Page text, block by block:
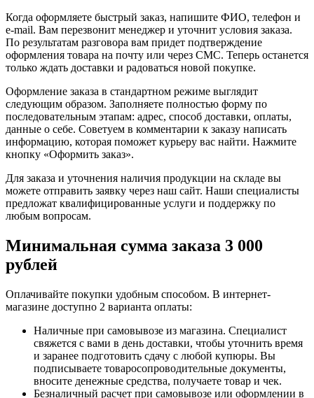
Когда оформляете быстрый заказ, напишите ФИО, телефон и
e-mail. Вам перезвонит менеджер и уточнит условия заказа.
По результатам разговора вам придет подтверждение
оформления товара на почту или через СМС. Теперь останется
только ждать доставки и радоваться новой покупке.
Оформление заказа в стандартном режиме выглядит
следующим образом. Заполняете полностью форму по
последовательным этапам: адрес, способ доставки, оплаты,
данные о себе. Советуем в комментарии к заказу написать
информацию, которая поможет курьеру вас найти. Нажмите
кнопку «Оформить заказ».
Для заказа и уточнения наличия продукции на складе вы
можете отправить заявку через наш сайт. Наши специалисты
предложат квалифицированные услуги и поддержку по
любым вопросам.
Минимальная сумма заказа 3 000
рублей
Оплачивайте покупки удобным способом. В интернет-
магазине доступно 2 варианта оплаты:
Наличные при самовывозе из магазина. Специалист
свяжется с вами в день доставки, чтобы уточнить время
и заранее подготовить сдачу с любой купюры. Вы
подписываете товаросопроводительные документы,
вносите денежные средства, получаете товар и чек.
Безналичный расчет при самовывозе или оформлении в